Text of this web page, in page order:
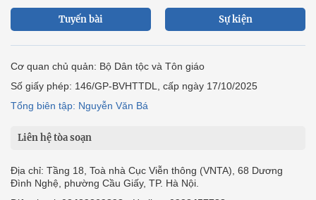
Tuyến bài Sự kiện
Cơ quan chủ quản: Bộ Dân tộc và Tôn giáo
Số giấy phép: 146/GP-BVHTTDL, cấp ngày 17/10/2025
Tổng biên tập: Nguyễn Văn Bá
Liên hệ tòa soạn
Địa chỉ: Tầng 18, Toà nhà Cục Viễn thông (VNTA), 68 Dương
Đình Nghệ, phường Cầu Giấy, TP. Hà Nội.